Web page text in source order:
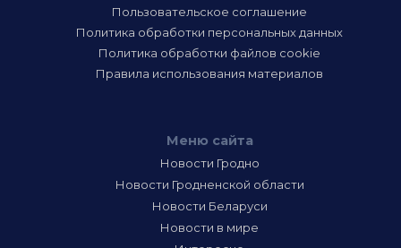
Пользовательское соглашение
Политика обработки персональных данных
Политика обработки файлов cookie
Правила использования материалов
Меню сайта
Новости Гродно
Новости Гродненской области
Новости Беларуси
Новости в мире